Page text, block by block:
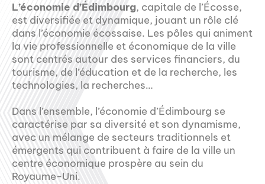
L’économie d’Édimbourg, capitale de l’Écosse,
est diversifiée et dynamique, jouant un rôle clé
dans l’économie écossaise. Les pôles qui animent
la vie professionnelle et économique de la ville
sont centrés autour des services financiers, du
tourisme, de l’éducation et de la recherche, les
technologies, la recherches…
Dans l’ensemble, l’économie d’Édimbourg se
caractérise par sa diversité et son dynamisme,
avec un mélange de secteurs traditionnels et
émergents qui contribuent à faire de la ville un
centre économique prospère au sein du
Royaume-Uni.